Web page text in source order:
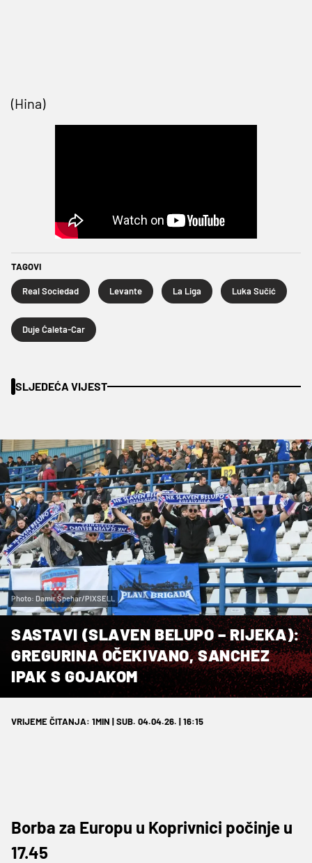
(Hina)
TAGOVI
Real Sociedad Levante La Liga Luka Sučić
Duje Ćaleta-Car
SLJEDEĆA VIJEST
Photo: Damir Špehar/PIXSELL
SASTAVI (SLAVEN BELUPO – RIJEKA):
GREGURINA OČEKIVANO, SANCHEZ
IPAK S GOJAKOM
VRIJEME ČITANJA: 1MIN | SUB. 04.04.26. | 16:15
Borba za Europu u Koprivnici počinje u
17.45